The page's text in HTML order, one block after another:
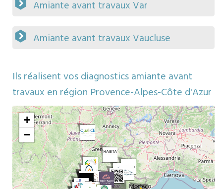
Amiante avant travaux Var
Amiante avant travaux Vaucluse
Ils réalisent vos diagnostics amiante avant
travaux en région Provence-Alpes-Côte d'Azur
+
−